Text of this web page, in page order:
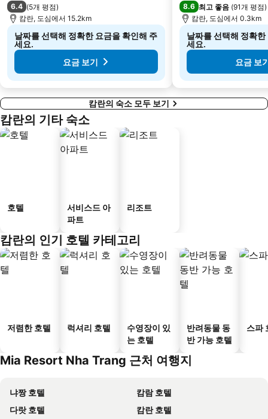
6.4 (5개 평점)
캄란, 도심에서 15.2km
날짜를 선택해 정확한 요금을 확인해 주
세요.
요금 보기
8.6 최고 좋음 (91개 평점)
캄란, 도심에서 0.3km
날짜를 선택해 정확
세요.
요금 보
캄란의 숙소 모두 보기
캄란의 기타 숙소
호텔
서비스드 아
파트
리조트
캄란의 인기 호텔 카테고리
저렴한 호텔 럭셔리 호텔
수영장이 있
는 호텔
반려동물 동
반 가능 호텔
스파
Mia Resort Nha Trang 근처 여행지
냐짱 호텔
캄람 호텔
다랏 호텔
캄란 호텔